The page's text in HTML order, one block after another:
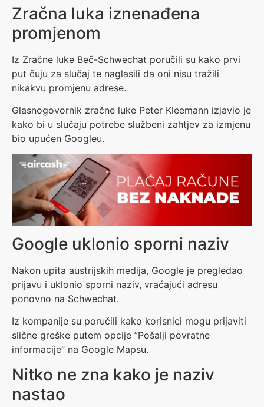
Zračna luka iznenađena
promjenom
Iz Zračne luke Beč-Schwechat poručili su kako prvi
put čuju za slučaj te naglasili da oni nisu tražili
nikakvu promjenu adrese.
Glasnogovornik zračne luke Peter Kleemann izjavio je
kako bi u slučaju potrebe službeni zahtjev za izmjenu
bio upućen Googleu.
Google uklonio sporni naziv
Nakon upita austrijskih medija, Google je pregledao
prijavu i uklonio sporni naziv, vraćajući adresu
ponovno na Schwechat.
Iz kompanije su poručili kako korisnici mogu prijaviti
slične greške putem opcije ”Pošalji povratne
informacije” na Google Mapsu.
Nitko ne zna kako je naziv
nastao